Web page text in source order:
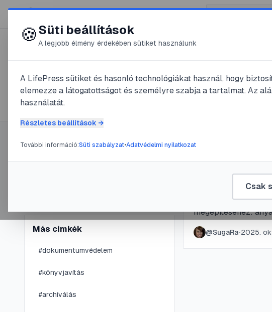
😍 LifePress
🏷️#útvonalépítés
1cikk található ezzel a címkével
Címke információ
Más címkék
#dokumentumvédelem
#könyvjavítás
#archíválás
#
lépésre:
Részletes
megépítéséhez:
biztonsági
karbantartási tippek
@SugaRa•2025.
🍪Süti beállítások
A legjobb élmény érdekében sütiket használunk
A LifePress sütiket és hasonló technológiákat használ, hogy
elemezze a látogatottságot és személyre szabja a tartalmat. Az
használatát.
Részletes beállítások →
További információ:Süti szabályzat•Adatvédelmi nyilatkozat
Csak